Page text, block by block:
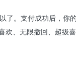
了。支付成功后，你
欢、无限撤回、超级